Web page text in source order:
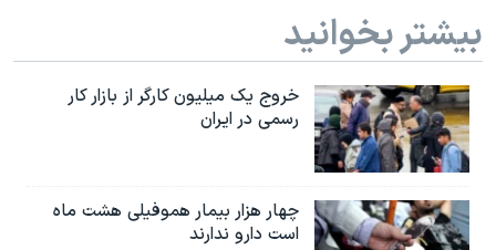
بیشتر بخوانید
خروج یک میلیون کارگر از بازار کار
رسمی در ایران
چهار هزار بیمار هموفیلی هشت ماه
است دارو ندارند